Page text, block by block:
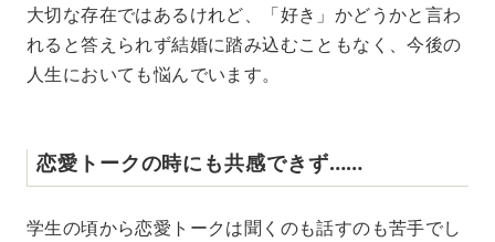
大切な存在ではあるけれど、「好き」かどうかと言わ
れると答えられず結婚に踏み込むこともなく、今後の
人生においても悩んでいます。
恋愛トークの時にも共感できず……
学生の頃から恋愛トークは聞くのも話すのも苦手でし